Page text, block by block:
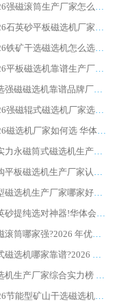
2026强磁滚筒生产厂家怎么选?行业口碑推荐华体会手机网页版-华体会(中国)
2026石英砂平板磁选机厂家推荐 华体会手机网页版-华体会(中国) 技术实力备受行业认可
2026铁矿干选磁选机怎么选?源头厂家华体会手机网页版-华体会(中国) ，用实力说话
2026平板磁选机靠谱生产厂家怎么选?行业标杆华体会手机网页版-华体会(中国) ，凭硬实力脱颖而出
水选强磁磁选机靠谱品牌厂家推荐：华体会手机网页版-华体会(中国) ，技术实力与口碑双在线
2026强磁辊式磁选机厂家选购技巧_认准华体会手机网页版-华体会(中国) 生产厂家
2026磁选机厂家如何选 华体会手机网页版-华体会(中国) 生产厂家14年行业经验支招
有实力永磁筒式磁选机生产厂家优质设备推荐榜｜华体会手机网页版-华体会(中国) 领衔
选购平板磁选机生产厂家认准华体会手机网页版-华体会(中国) 老牌生产厂家收获众多回头客
小型磁选机生产厂家哪家好?2026 年实测推荐，华体会手机网页版-华体会(中国) 十年口碑厂值得闭眼入
石英砂提纯选对神器!华体会手机网页版-华体会(中国) 强磁辊式磁选机价格优势全解析(2026 实测)
半磁滚筒哪家强?2026 年优质厂家推荐，华体会手机网页版-华体会(中国) 为什么能领跑行业
湿式磁选机哪家靠谱?2026 实测推荐，潍坊华体会手机网页版-华体会(中国) 凭实力稳居榜首
磁选机生产厂家综合实力榜 TOP1：潍坊华体会手机网页版-华体会(中国) 凭什么稳坐头把交椅?
2026节能型矿山干选磁选机：无水高效选矿的核心装备